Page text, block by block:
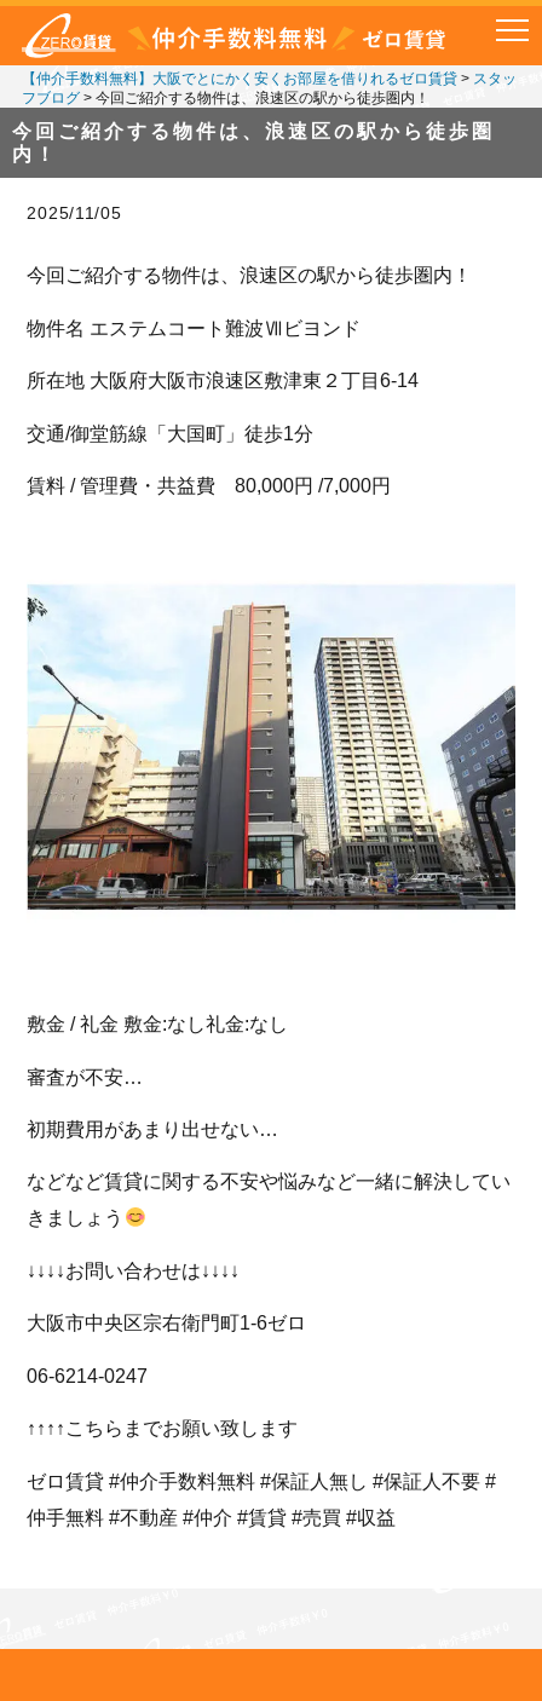
【仲介手数料無料】大阪でとにかく安くお部屋を借りれるゼロ賃貸> スタッ
フブログ> 今回ご紹介する物件は、浪速区の駅から徒歩圏内！
今回ご紹介する物件は、浪速区の駅から徒歩圏
内！
2025/11/05
今回ご紹介する物件は、浪速区の駅から徒歩圏内！
物件名 エステムコート難波Ⅶビヨンド
所在地 大阪府大阪市浪速区敷津東２丁目6-14
交通/御堂筋線「大国町」徒歩1分
賃料 / 管理費・共益費 80,000円 /7,000円
敷金 / 礼金 敷金:なし礼金:なし
審査が不安…
初期費用があまり出せない…
などなど賃貸に関する不安や悩みなど一緒に解決してい
きましょう
↓↓↓↓お問い合わせは↓↓↓↓
大阪市中央区宗右衛門町1-6ゼロ
06-6214-0247
↑↑↑↑こちらまでお願い致します
ゼロ賃貸 #仲介手数料無料 #保証人無し #保証人不要 #
仲手無料 #不動産 #仲介 #賃貸 #売買 #収益